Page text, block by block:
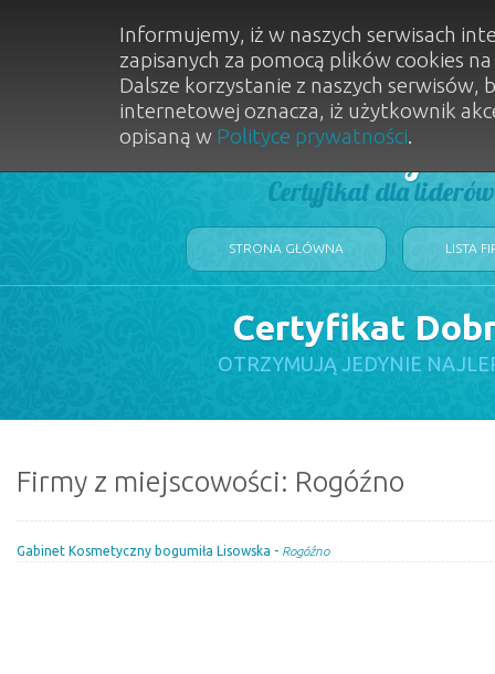
Dobry
Certyfikat dla
STRONA GŁÓWNA LISTA
Certyfikat
OTRZYMUJĄ JEDYNIE
Firmy z miejscowości: Rogóźno
Gabinet Kosmetyczny bogumiła Lisowska - Rogóźno
Informujemy, iż w naszych serwisach
zapisanych za pomocą plików cookies
Dalsze korzystanie z naszych
internetowej oznacza, iż użytkownik
opisaną w Polityce prywatności.